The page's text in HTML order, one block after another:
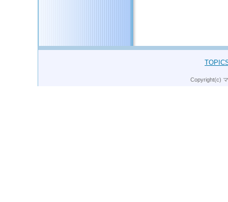
Copyright(c)